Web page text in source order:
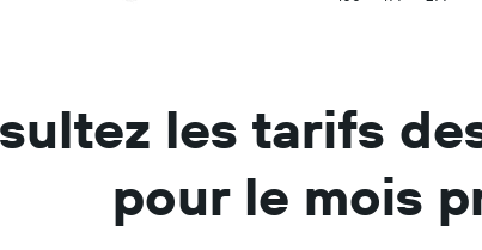
les tarifs
pour le mois